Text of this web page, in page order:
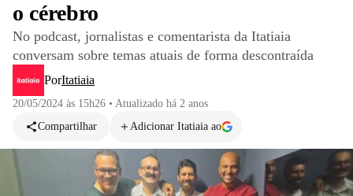
o cérebro
No podcast, jornalistas e comentarista da Itatiaia
conversam sobre temas atuais de forma descontraída
PorItatiaia
20/05/2024 às 15h26 • Atualizado há 2 anos
Compartilhar
Adicionar Itatiaia ao